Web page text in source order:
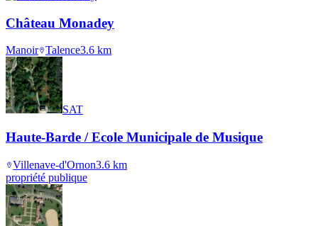
Château Monadey
Manoir Talence3.6 km
SAT
Haute-Barde / Ecole Municipale de Musique
Villenave-d'Ornon3.6 km
propriété publique